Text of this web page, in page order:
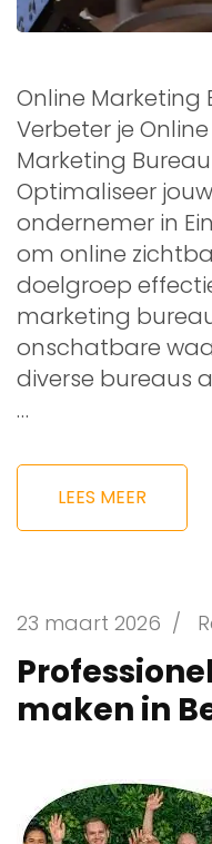
Online Marketing
Verbeter je
Marketing
Optimaliseer
ondernemer in
om online
doelgroep
marketing
onschatbare
diverse bureaus
…
LEES MEER
23 maart 2026 /
maken in